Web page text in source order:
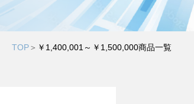
TOP＞ ￥1,400,001～￥1,500,000商品一覧